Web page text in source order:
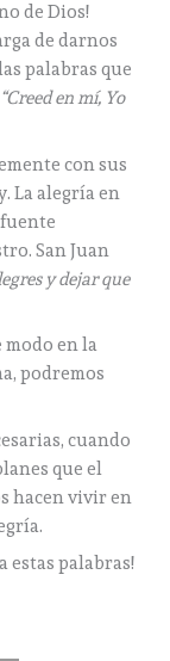
de Dios!
de darnos
palabras que
“Creed en mí, Yo
con sus
La alegría en
San Juan
y dejar que
modo en la
podremos
cuando
que el
hacen vivir en
estas palabras!